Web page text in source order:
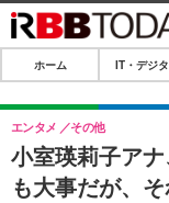
ホーム
IT・デジタル
IT・デジタル
SPEED TEST
ホーム IT・デジ
小室瑛莉子ア
も大事だが、
エンタメ その他